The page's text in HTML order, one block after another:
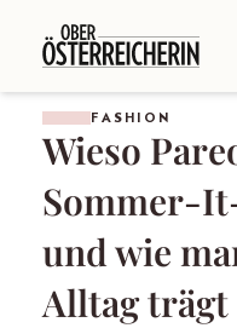
FASHION
Wieso
Sommer-
und wie
Alltag trägt